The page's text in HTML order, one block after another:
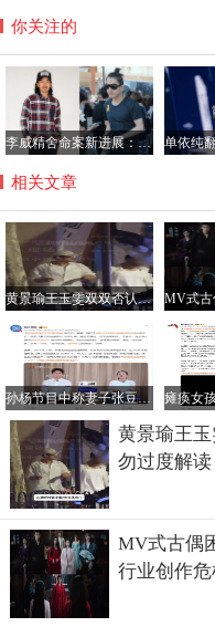
你关注的
李威精舍命案新进展：受害人家属达成和解 盼法院从轻判决
相关文章
黄景瑜王玉雯双双否认恋情：纯属朋友聚会，勿过度解读
孙杨节目中称妻子张豆豆性格泼辣 二人2023年喜结连理
黄景瑜王
勿过度解读
MV式古偶
行业创作